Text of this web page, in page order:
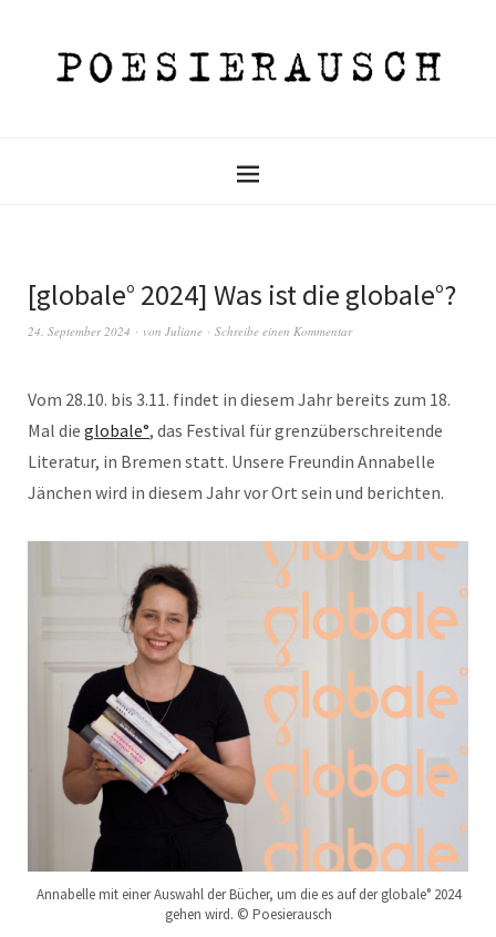
[globale° 2024] Was ist die globale°?
24. September 2024 von Juliane Schreibe einen Kommentar
Vom 28.10. bis 3.11. findet in diesem Jahr bereits zum 18.
Mal die globale°, das Festival für grenzüberschreitende
Literatur, in Bremen statt. Unsere Freundin Annabelle
Jänchen wird in diesem Jahr vor Ort sein und berichten.
Annabelle mit einer Auswahl der Bücher, um die es auf der globale° 2024
gehen wird. © Poesierausch